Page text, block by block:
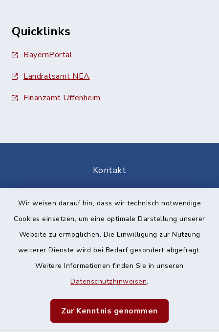
Wir weisen darauf hin, dass wir technisch notwendige
Cookies einsetzen, um eine optimale Darstellung unserer
Website zu ermöglichen. Die Einwilligung zur Nutzung
weiterer Dienste wird bei Bedarf gesondert abgefragt.
Weitere Informationen finden Sie in unseren
Datenschutzhinweisen.
Zur Kenntnis genommen
Quicklinks
BayernPortal
Landratsamt NEA
Finanzamt Uffenheim
Kontakt
Datenschutz
Impressum
Sitemap
Cookie-Einstellungen